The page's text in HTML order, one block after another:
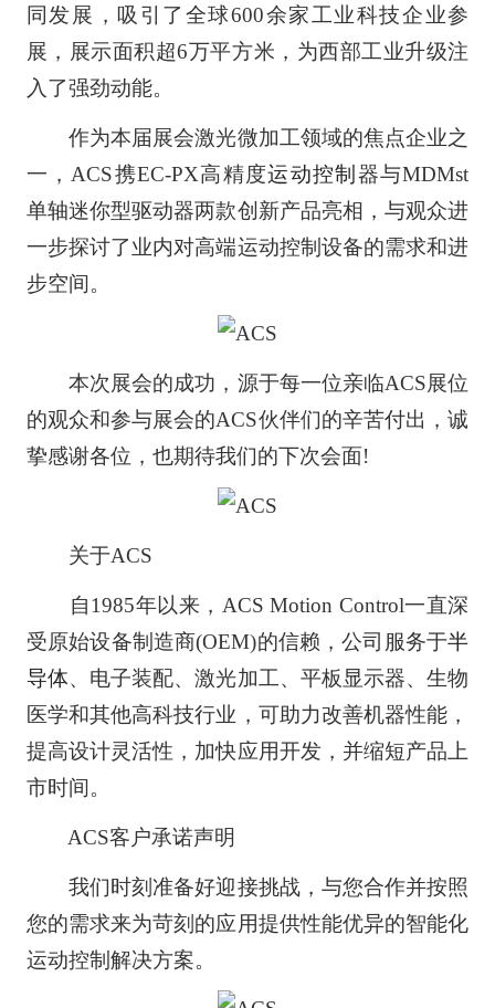
同发展，吸引了全球600余家工业科技企业参
展，展示面积超6万平方米，为西部工业升级注
入了强劲动能。
作为本届展会激光微加工领域的焦点企业之
一，ACS携EC-PX高精度运动控制 器与MDMst
单轴迷你型驱动器两款创新产品亮相，与观众进
一步探讨了业内对高端运动控制设备的需求和进
步空间。
本次展会的成功，源于每一位亲临ACS展位
的观众和参与展会的ACS伙伴们的辛苦付出，诚
挚感谢各位，也期待我们的下次会面!
关于ACS
自1985年以来，ACS Motion Control一直深
受原始设备制造商(OEM)的信赖，公司服务于半
导体、电子装配、激光加工、平板显示器、生物
医学和其他高科技行业，可助力改善机器性能，
提高设计灵活性，加快应用开发，并缩短产品上
市时间。
ACS客户承诺声明
我们时刻准备好迎接挑战，与您合作并按照
您的需求来为苛刻的应用提供性能优异的智能化
运动控制解决方案。